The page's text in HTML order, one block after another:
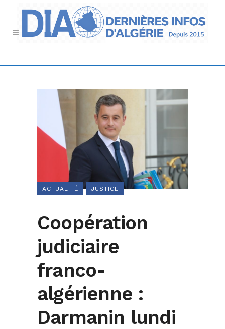
ACTUALITÉ JUSTICE
Coopération
judiciaire
franco-
algérienne :
Darmanin lundi